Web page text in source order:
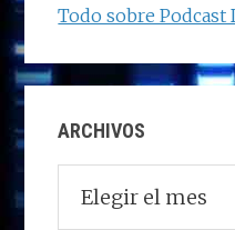
Todo sobre Podcast
ARCHIVOS